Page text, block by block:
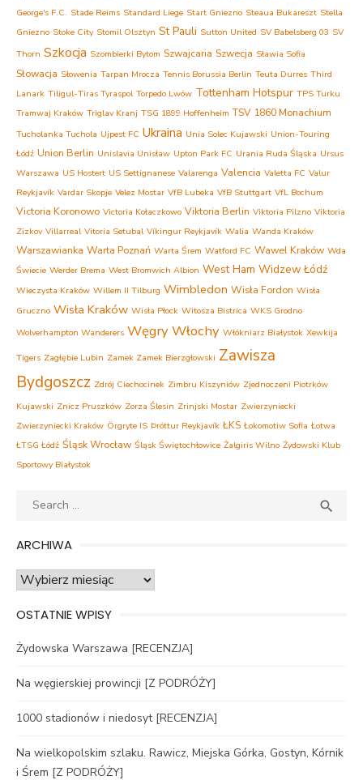
George's F.C. Stade Reims Standard Liege Start Gniezno Steaua Bukareszt Stella
Gniezno Stoke City Stomil Olsztyn St Pauli Sutton United SV Babelsberg 03 SV
Thorn Szkocja Szombierki Bytom Szwajcaria Szwecja Sławia Sofia
Słowacja Słowenia Tarpan Mrocza Tennis Borussia Berlin Teuta Durres Third
Lanark Tiligul-Tiras Tyraspol Torpedo Lwów Tottenham Hotspur TPS Turku
Tramwaj Kraków Triglav Kranj TSG 1899 Hoffenheim TSV 1860 Monachium
Tucholanka Tuchola Ujpest FC Ukraina Unia Solec Kujawski Union-Touring
Łódź Union Berlin Unislavia Unisław Upton Park FC Urania Ruda Śląska Ursus
Warszawa US Hostert US Settignanese Valarenga Valencia Valetta FC Valur
Reykjavík Vardar Skopje Velez Mostar VfB Lubeka VfB Stuttgart VfL Bochum
Victoria Koronowo Victoria Kołaczkowo Viktoria Berlin Viktoria Pilzno Viktoria
Zizkov Villarreal Vitoria Setubal Víkingur Reykjavík Walia Wanda Kraków
Warszawianka Warta Poznań Warta Śrem Watford FC Wawel Kraków Wda
Świecie Werder Brema West Bromwich Albion West Ham Widzew Łódź
Wieczysta Kraków Willem II Tilburg Wimbledon Wisła Fordon Wisła
Gruczno Wisła Kraków Wisła Płock Witosza Bistrica WKS Grodno
Wolverhampton Wanderers WęgryWłochy Włókniarz Białystok Xewkija
Tigers Zagłębie Lubin Zamek Zamek Bierzgłowski Zawisza
Bydgoszcz Zdrój Ciechocinek Zimbru Kiszyniów Zjednoczeni Piotrków
Kujawski Znicz Pruszków Zorza Ślesin Zrinjski Mostar Zwierzyniecki
Zwierzyniecki Kraków Örgryte IS Þróttur Reykjavík ŁKS Łokomotiw Sofia Łotwa
ŁTSG Łódź Śląsk Wrocław Śląsk Świętochłowice Żalgiris Wilno Żydowski Klub
Sportowy Białystok
Search

ARCHIWA
Archiwa
OSTATNIE WPISY
Żydowska Warszawa [RECENZJA]
Na węgierskiej prowincji [Z PODRÓŻY]
1000 stadionów i niedosyt [RECENZJA]
Na wielkopolskim szlaku. Rawicz, Miejska Górka, Gostyn, Kórnik
i Śrem [Z PODRÓŻY]